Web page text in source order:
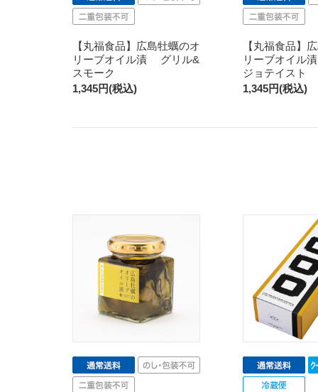
【丸福食品】広島牡蠣のオ
リーブオイル漬 グリル&
スモーク
1,345円(税込)
【丸福食品】
リーブオイル
ジョテイスト
1,345円(税込)